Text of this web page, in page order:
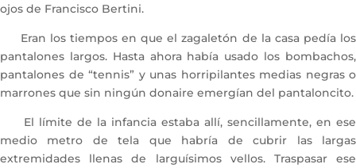
ojos de Francisco Bertini.
Eran los tiempos en que el zagaletón de la casa pedía los
pantalones largos. Hasta ahora había usado los bombachos,
pantalones de “tennis” y unas horripilantes medias negras o
marrones que sin ningún donaire emergían del pantaloncito.
El límite de la infancia estaba allí, sencillamente, en ese
medio metro de tela que habría de cubrir las largas
extremidades llenas de larguísimos vellos. Traspasar ese